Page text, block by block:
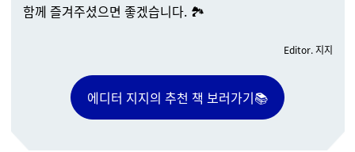
함께 즐겨주셨으면 좋겠습니다. 🏞️
Editor. 지지
에디터 지지의 추천 책 보러가기📚